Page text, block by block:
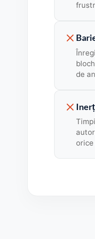
de
orice